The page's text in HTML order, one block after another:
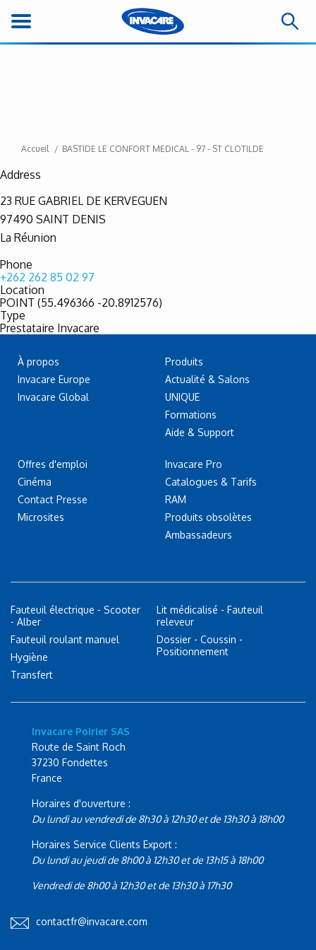
Accueil BASTIDE LE CONFORT MEDICAL - 97 - ST CLOTILDE
Address
23 RUE GABRIEL DE KERVEGUEN
97490 SAINT DENIS
La Réunion
Phone
+262 262 85 02 97
Location
POINT (55.496366 -20.8912576)
Type
Prestataire Invacare
À propos
Invacare Europe
Invacare Global
Offres d'emploi
Cinéma
Contact Presse
Microsites
Produits
Actualité & Salons
UNIQUE
Formations
Aide & Support
Invacare Pro
Catalogues & Tarifs
RAM
Produits obsolètes
Ambassadeurs
Fauteuil électrique - Scooter
- Alber
Fauteuil roulant manuel
Hygiène
Transfert
Lit médicalisé - Fauteuil
releveur
Dossier - Coussin -
Positionnement
Invacare Poirier SAS
Route de Saint Roch
37230 Fondettes
France
Horaires d'ouverture :
Du lundi au vendredi de 8h30 à 12h30 et de 13h30 à 18h00
Horaires Service Clients Export :
Du lundi au jeudi de 8h00 à 12h30 et de 13h15 à 18h00
Vendredi de 8h00 à 12h30 et de 13h30 à 17h30
contactfr@invacare.com